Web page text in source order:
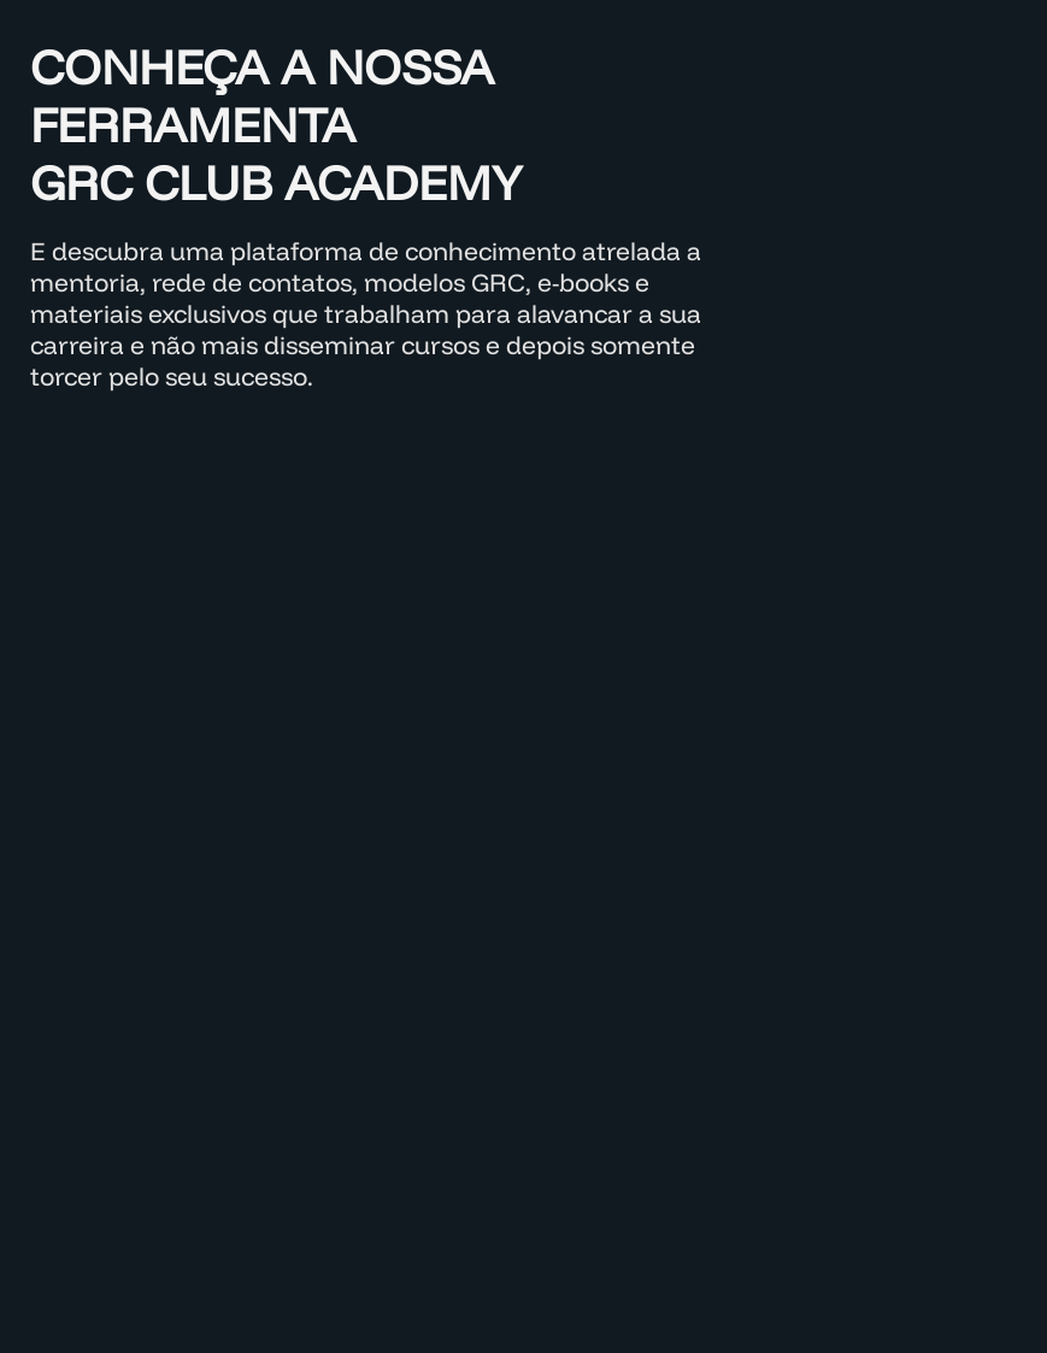
CONHEÇA A NOSSA
FERRAMENTA
GRC CLUB ACADEMY
E descubra uma plataforma de conhecimento atrelada a
mentoria, rede de contatos, modelos GRC, e-books e
materiais exclusivos que trabalham para alavancar a sua
carreira e não mais disseminar cursos e depois somente
torcer pelo seu sucesso.